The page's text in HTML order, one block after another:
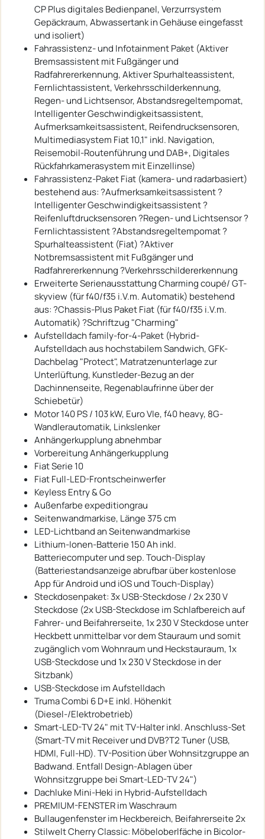
CP Plus digitales Bedienpanel, Verzurrsystem
Gepäckraum, Abwassertank in Gehäuse eingefasst
und isoliert)
Fahrassistenz- und Infotainment Paket (Aktiver
Bremsassistent mit Fußgänger und
Radfahrererkennung, Aktiver Spurhalteassistent,
Fernlichtassistent, Verkehrsschilderkennung,
Regen- und Lichtsensor, Abstandsregeltempomat,
Intelligenter Geschwindigkeitsassistent,
Aufmerksamkeitsassistent, Reifendrucksensoren,
Multimediasystem Fiat 10,1" inkl. Navigation,
Reisemobil-Routenführung und DAB+, Digitales
Rückfahrkamerasystem mit Einzellinse)
Fahrassistenz-Paket Fiat (kamera- und radarbasiert)
bestehend aus: ?Aufmerksamkeitsassistent ?
Intelligenter Geschwindigkeitsassistent ?
Reifenluftdrucksensoren ?Regen- und Lichtsensor ?
Fernlichtassistent ?Abstandsregeltempomat ?
Spurhalteassistent (Fiat) ?Aktiver
Notbremsassistent mit Fußgänger und
Radfahrererkennung ?Verkehrsschildererkennung
Erweiterte Serienausstattung Charming coupé/ GT-
skyview (für f40/f35 i.V.m. Automatik) bestehend
aus: ?Chassis-Plus Paket Fiat (für f40/f35 i.V.m.
Automatik) ?Schriftzug "Charming"
Aufstelldach family-for-4-Paket (Hybrid-
Aufstelldach aus hochstabilem Sandwich, GFK-
Dachbelag "Protect", Matratzenunterlage zur
Unterlüftung, Kunstleder-Bezug an der
Dachinnenseite, Regenablaufrinne über der
Schiebetür)
Motor 140 PS / 103 kW, Euro VIe, f40 heavy, 8G-
Wandlerautomatik, Linkslenker
Anhängerkupplung abnehmbar
Vorbereitung Anhängerkupplung
Fiat Serie 10
Fiat Full-LED-Frontscheinwerfer
Keyless Entry & Go
Außenfarbe expeditiongrau
Seitenwandmarkise, Länge 375 cm
LED-Lichtband an Seitenwandmarkise
Lithium-Ionen-Batterie 150 Ah inkl.
Batteriecomputer und sep. Touch-Display
(Batteriestandsanzeige abrufbar über kostenlose
App für Android und iOS und Touch-Display)
Steckdosenpaket: 3x USB-Steckdose / 2x 230 V
Steckdose (2x USB-Steckdose im Schlafbereich auf
Fahrer- und Beifahrerseite, 1x 230 V Steckdose unter
Heckbett unmittelbar vor dem Stauraum und somit
zugänglich vom Wohnraum und Heckstauraum, 1x
USB-Steckdose und 1x 230 V Steckdose in der
Sitzbank)
USB-Steckdose im Aufstelldach
Truma Combi 6 D+E inkl. Höhenkit
(Diesel-/Elektrobetrieb)
Smart-LED-TV 24" mit TV-Halter inkl. Anschluss-Set
(Smart-TV mit Receiver und DVB?T2 Tuner (USB,
HDMI, Full-HD). TV-Position über Wohnsitzgruppe an
Badwand. Entfall Design-Ablagen über
Wohnsitzgruppe bei Smart-LED-TV 24")
Dachluke Mini-Heki in Hybrid-Aufstelldach
PREMIUM-FENSTER im Waschraum
Bullaugenfenster im Heckbereich, Beifahrerseite 2x
Stilwelt Cherry Classic: Möbeloberlfäche in Bicolor-